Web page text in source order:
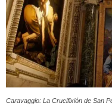
Caravaggio: La Crucifixión de San